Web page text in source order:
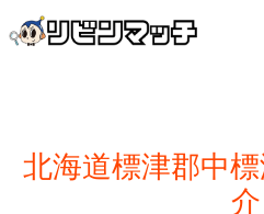
北海道標津郡中
介